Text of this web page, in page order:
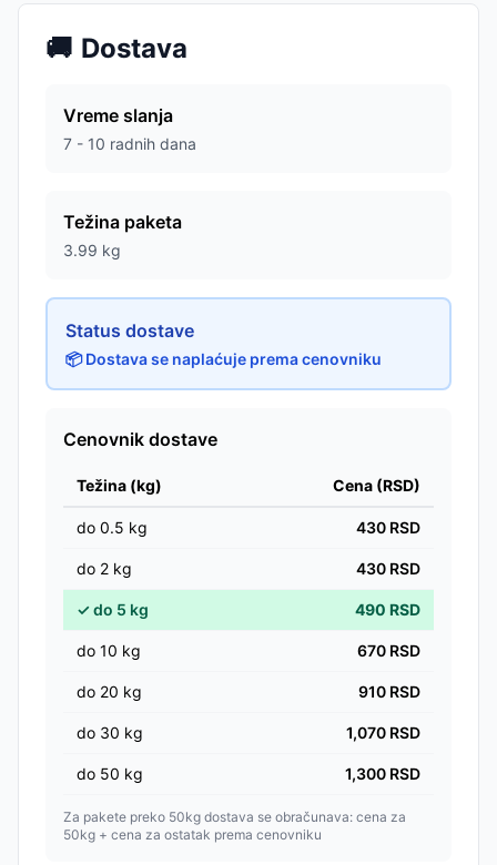
🚚 Dostava
Vreme slanja
7 - 10 radnih dana
Težina paketa
3.99 kg
Status dostave
📦 Dostava se naplaćuje prema cenovniku
Cenovnik dostave
Težina (kg) Cena (RSD)
do 0.5 kg 430 RSD
do 2 kg 430 RSD
✓do 5 kg 490 RSD
do 10 kg 670 RSD
do 20 kg 910 RSD
do 30 kg 1,070 RSD
do 50 kg 1,300 RSD
Za pakete preko 50kg dostava se obračunava: cena za
50kg + cena za ostatak prema cenovniku